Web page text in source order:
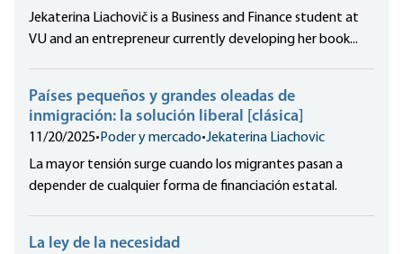
Jekaterina Liachovič is a Business and Finance student at
VU and an entrepreneur currently developing her book...
Países pequeños y grandes oleadas de
inmigración: la solución liberal [clásica]
11/20/2025• Poder y mercado•Jekaterina Liachovic
La mayor tensión surge cuando los migrantes pasan a
depender de cualquier forma de financiación estatal.
La ley de la necesidad